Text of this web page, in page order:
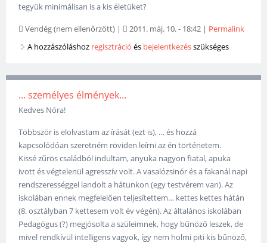
tegyük minimálisan is a kis életüket?
Vendég (nem ellenőrzött) | 2011. máj. 10. - 18:42 | Permalink
A hozzászóláshoz regisztráció és bejelentkezésszükséges
... személyes élmények...
Kedves Nóra!
Többször is elolvastam az írását (ezt is), … és hozzá
kapcsolódóan szeretném röviden leírni az én történetem.
Kissé zűrös családból indultam, anyuka nagyon fiatal, apuka
ivott és végtelenül agresszív volt. A vasalózsinór és a fakanál napi
rendszerességgel landolt a hátunkon (egy testvérem van). Az
iskolában ennek megfelelően teljesítettem… kettes kettes hátán
(8. osztályban 7 kettesem volt év végén). Az általános iskolában
Pedagógus (?) megjósolta a szüleimnek, hogy bűnöző leszek, de
mivel rendkívül intelligens vagyok, így nem holmi piti kis bűnöző,